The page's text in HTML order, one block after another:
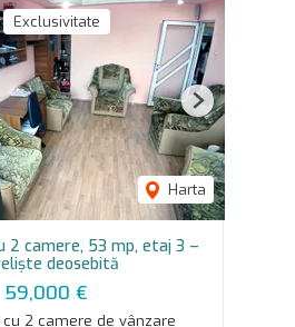
Exclusivitate
Harta
Next
2 camere, 53 mp, etaj 3 –
deosebită
59,000 €
2 camere de vânzare